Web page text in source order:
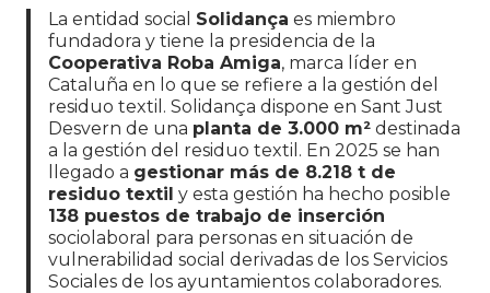
La entidad social Solidança es miembro
fundadora y tiene la presidencia de la
Cooperativa Roba Amiga, marca líder en
Cataluña en lo que se refiere a la gestión del
residuo textil. Solidança dispone en Sant Just
Desvern de una planta de 3.000 m² destinada
a la gestión del residuo textil. En 2025 se han
llegado a gestionar más de 8.218 t de
residuo textil y esta gestión ha hecho posible
138 puestos de trabajo de inserción
sociolaboral para personas en situación de
vulnerabilidad social derivadas de los Servicios
Sociales de los ayuntamientos colaboradores.